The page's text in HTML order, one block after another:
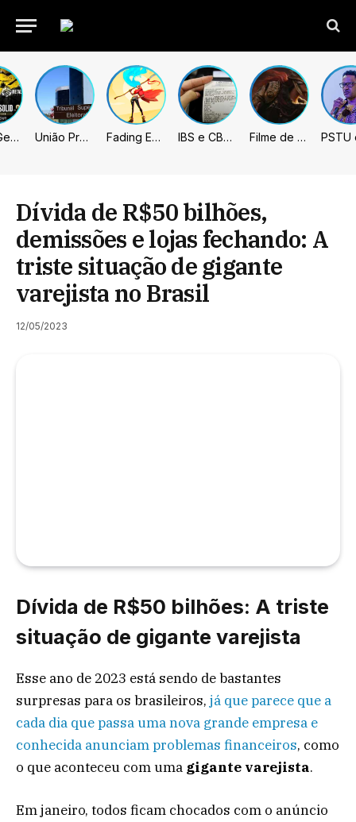
Metal Gear Solid: Master Collection 2 terá legendas e menus em portugues União Progressista e PL terão mais tempo de propaganda eleitoral Fading Echo – Review IBS e CBS necessitarão constar nas notas fiscais com início desta 2ª. Entenda Filme de Elden Ring tem gravações concluídas, mas ainda fica longe do lançamento
Dívida de R$50 bilhões,
demissões e lojas fechando: A
triste situação de gigante
varejista no Brasil
12/05/2023
Dívida de R$50 bilhões: A triste
situação de gigante varejista
Esse ano de 2023 está sendo de bastantes
surpresas para os brasileiros, já que parece que a
cada dia que passa uma nova grande empresa e
conhecida anunciam problemas financeiros, como
o que aconteceu com uma gigante varejista.
Em janeiro, todos ficam chocados com o anúncio